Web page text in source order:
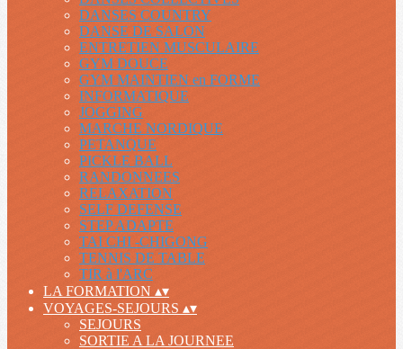
DANSES COUNTRY
DANSE DE SALON
ENTRETIEN MUSCULAIRE
GYM DOUCE
GYM MAINTIEN en FORME
INFORMATIQUE
JOGGING
MARCHE NORDIQUE
PETANQUE
PICKLE BALL
RANDONNEES
RELAXATION
SELF DEFENSE
STEP ADAPTE
TAI CHI -CHIGONG
TENNIS DE TABLE
TIR à l'ARC
LA FORMATION ▴▾
VOYAGES-SEJOURS ▴▾
SEJOURS
SORTIE A LA JOURNEE